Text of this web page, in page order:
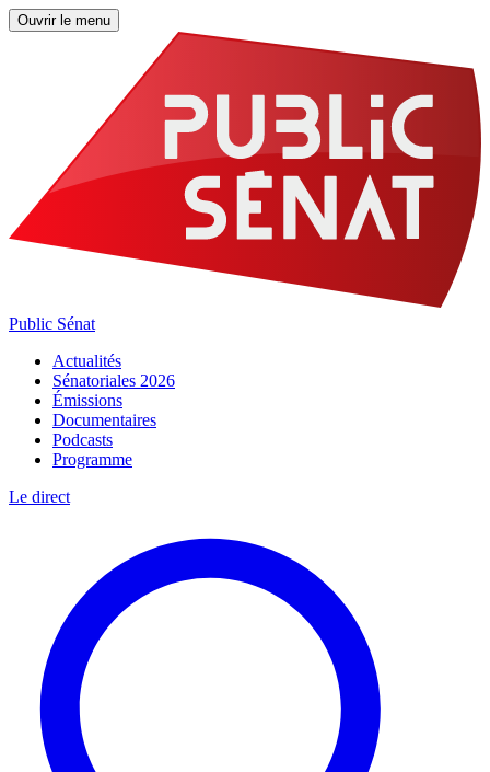
Ouvrir le menu
Public Sénat
Actualités
Sénatoriales 2026
Émissions
Documentaires
Podcasts
Programme
Le direct